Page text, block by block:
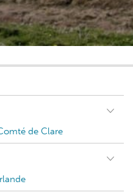
de Clare